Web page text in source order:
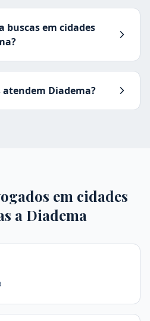
buscas em cidades
Diadema?
em cidades
a Diadema